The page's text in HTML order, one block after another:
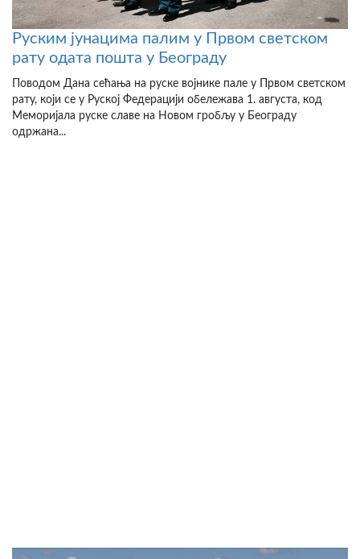
Руским јунацима палим у Првом светском
рату одата пошта у Београду
Поводом Дана сећања на руске војнике пале у Првом светском
рату, који се у Руској Федерацији обележава 1. августа, код
Меморијала руске славе на Новом гробљу у Београду
одржана...